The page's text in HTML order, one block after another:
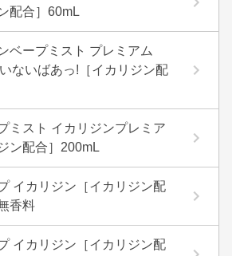
配合］60mL
ベープミスト プレミアム
ないばあっ!［イカリジン配
ミスト イカリジンプレミア
ン配合］200mL
イカリジン［イカリジン配
香料
イカリジン［イカリジン配